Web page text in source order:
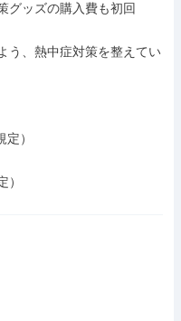
グッズの購入費も初回
う、熱中症対策を整えてい
）